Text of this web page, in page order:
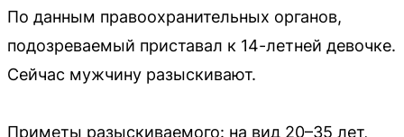
По данным правоохранительных органов,
подозреваемый приставал к 14-летней девочке.
Сейчас мужчину разыскивают.
Приметы разыскиваемого: на вид 20–35 лет,